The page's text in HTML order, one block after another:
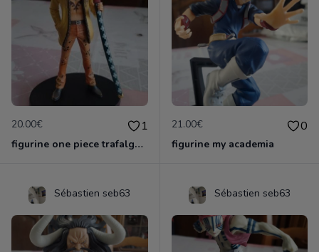
20.00€ 1
figurine one piece trafalga law officielle
21.00€ 0
figurine my academia
Sébastien seb63 Sébastien seb63